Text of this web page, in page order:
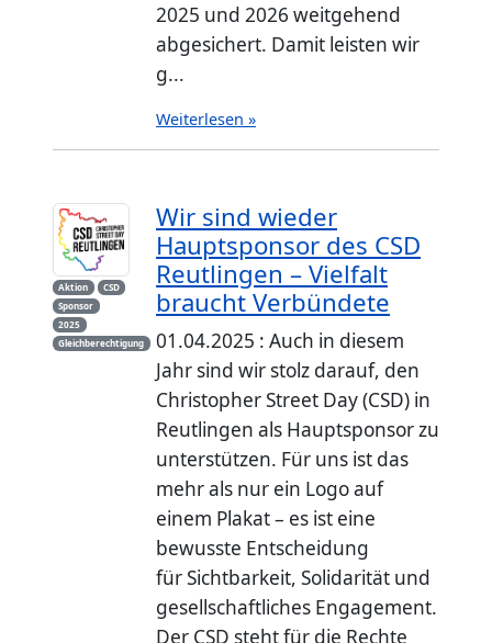
2025 und 2026 weitgehend
abgesichert. Damit leisten wir
g...
Weiterlesen »
Aktion
CSD
Sponsor
2025
Gleichberechtigung
Wir sind wieder
Hauptsponsor des CSD
Reutlingen – Vielfalt
braucht Verbündete
01.04.2025 : Auch in diesem
Jahr sind wir stolz darauf, den
Christopher Street Day (CSD) in
Reutlingen als Hauptsponsor zu
unterstützen. Für uns ist das
mehr als nur ein Logo auf
einem Plakat – es ist eine
bewusste Entscheidung
für Sichtbarkeit, Solidarität und
gesellschaftliches Engagement.
Der CSD steht für die Rechte